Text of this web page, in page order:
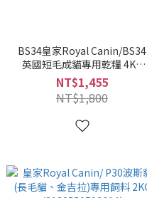
BS34皇家Royal Canin/BS34
英國短毛成貓專用乾糧 4KG
(3182550756440)
NT$1,455
NT$1,800